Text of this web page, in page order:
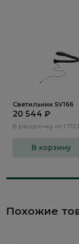
Светильник SV166
20 544 ₽
В рассрочку от 1
В корзину
Похожие